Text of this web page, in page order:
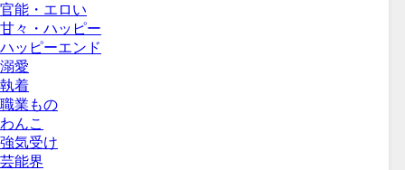
官能・エロい
甘々・ハッピー
ハッピーエンド
溺愛
執着
職業もの
わんこ
強気受け
芸能界